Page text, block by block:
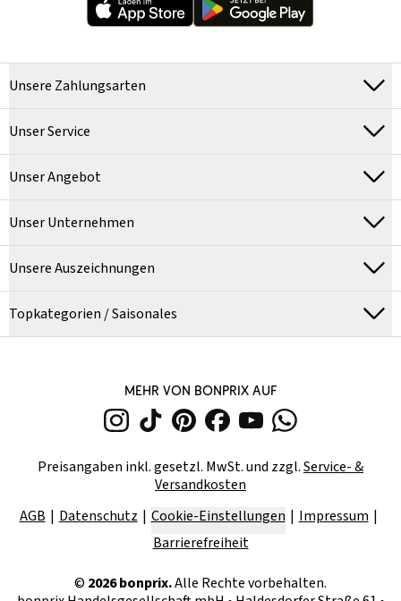
Unsere Zahlungsarten
Unser Service
Unser Angebot
Unser Unternehmen
Unsere Auszeichnungen
Topkategorien / Saisonales
MEHR VON BONPRIX AUF
Preisangaben inkl. gesetzl. MwSt. und zzgl.Service- &
Versandkosten
AGB
Datenschutz Cookie-Einstellungen
Impressum
Barrierefreiheit
© 2026bonprix.Alle Rechte vorbehalten.